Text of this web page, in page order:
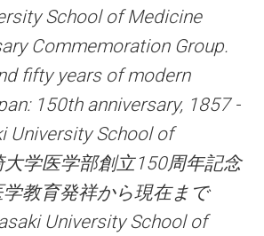
School of Medicine
Commemoration Group.
fifty years of modern
150th anniversary, 1857 -
University School of
大学医学部創立150周年記念
教育発祥から現在まで
University School of